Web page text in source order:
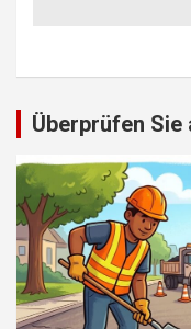
Überprüfen Sie